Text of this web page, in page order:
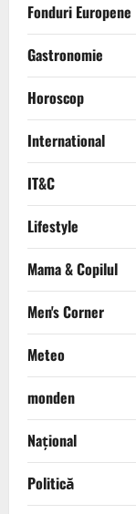
Fonduri Europene
Gastronomie
Horoscop
International
IT&C
Lifestyle
Mama & Copilul
Men's Corner
Meteo
monden
Național
Politică